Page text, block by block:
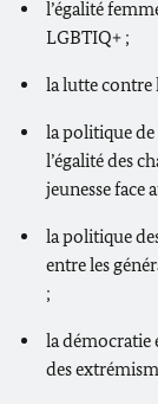
l’égalité
LGBTIQ+ ;
la lutte contre
la politique de
l’égalité des
jeunesse face
la politique
entre les
;
la démocratie
des